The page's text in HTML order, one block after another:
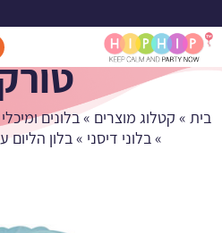
בלון הליום
בית » קטלוג מוצרים »בלונים
»בלוני דיסני »בלון הליום